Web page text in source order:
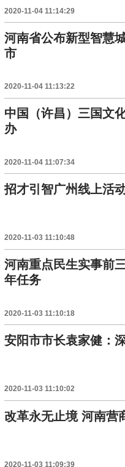
2020-11-04 11:14:29
河南省公布新型智慧
市
2020-11-04 11:13:22
中国（许昌）三国文
办
2020-11-04 11:07:34
招才引智广州线上活
2020-11-03 11:10:48
河南重点民生实事前
年任务
2020-11-03 11:10:18
安阳市市长袁家健：
2020-11-03 11:10:02
改革永无止境 河南营
2020-11-03 11:09:39